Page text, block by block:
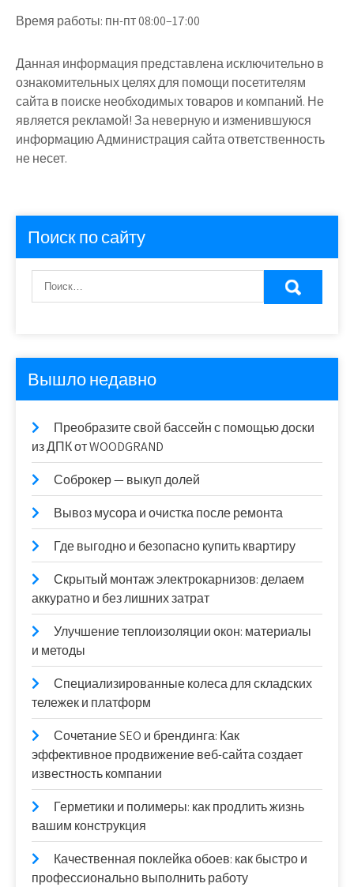
Время работы: пн-пт 08:00–17:00
Данная информация представлена исключительно в
ознакомительных целях для помощи посетителям
сайта в поиске необходимых товаров и компаний. Не
является рекламой! За неверную и изменившуюся
информацию Администрация сайта ответственность
не несет.
Поиск по сайту
Вышло недавно
Преобразите свой бассейн с помощью доски
из ДПК от WOODGRAND
Соброкер — выкуп долей
Вывоз мусора и очистка после ремонта
Где выгодно и безопасно купить квартиру
Скрытый монтаж электрокарнизов: делаем
аккуратно и без лишних затрат
Улучшение теплоизоляции окон: материалы
и методы
Специализированные колеса для складских
тележек и платформ
Сочетание SEO и брендинга: Как
эффективное продвижение веб-сайта создает
известность компании
Герметики и полимеры: как продлить жизнь
вашим конструкция
Качественная поклейка обоев: как быстро и
профессионально выполнить работу